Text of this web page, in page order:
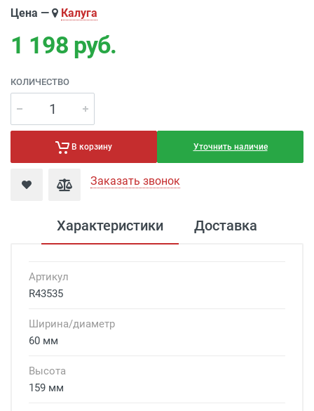
Цена — Калуга
1 198 руб.
КОЛИЧЕСТВО
В корзину Уточнить наличие
Заказать звонок
Характеристики Доставка
Артикул
R43535
Ширина/диаметр
60 мм
Высота
159 мм